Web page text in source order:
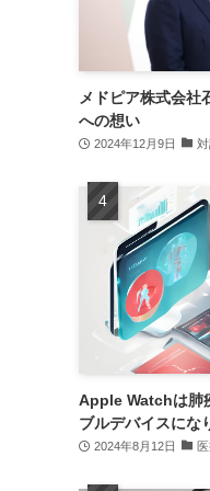
メドピア株式会社
への想い
2024年12月9日
Apple Watchは肺
ブルデバイスにな
2024年8月12日